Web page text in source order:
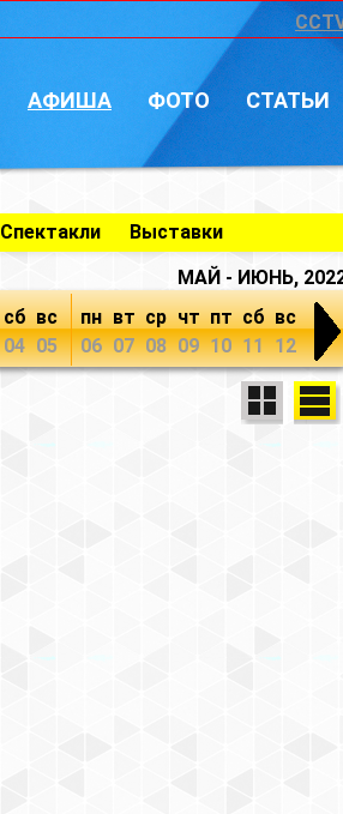
АФИША ФОТО СТАТЬИ
Спектакли
Выставки
МАЙ - ИЮНЬ,
сб
04
вс
05
пн
06
вт
07
ср
08
чт
09
пт
10
сб
11
вс
12